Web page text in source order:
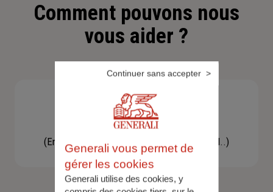
Comment pouvons nous
vous aider ?
Besoin d'une assistance
(En cas d'accident, bris de glace, un conseil..)
Generali vous permet de
gérer les cookies
Generali utilise des cookies, y
Continuer sans accepter